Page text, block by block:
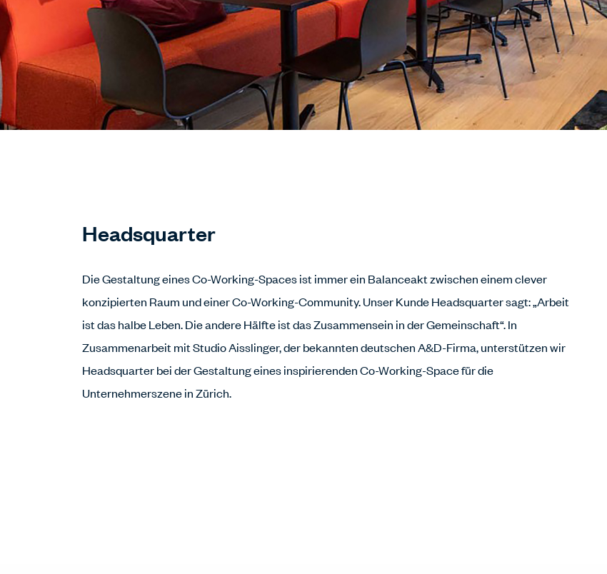
Headsquarter
Die Gestaltung eines Co-Working-Spaces ist immer ein Balanceakt zwischen einem clever
konzipierten Raum und einer Co-Working-Community. Unser Kunde Headsquarter sagt: „Arbeit
ist das halbe Leben. Die andere Hälfte ist das Zusammensein in der Gemeinschaft“. In
Zusammenarbeit mit Studio Aisslinger, der bekannten deutschen A&D-Firma, unterstützen wir
Headsquarter bei der Gestaltung eines inspirierenden Co-Working-Space für die
Unternehmerszene in Zürich.